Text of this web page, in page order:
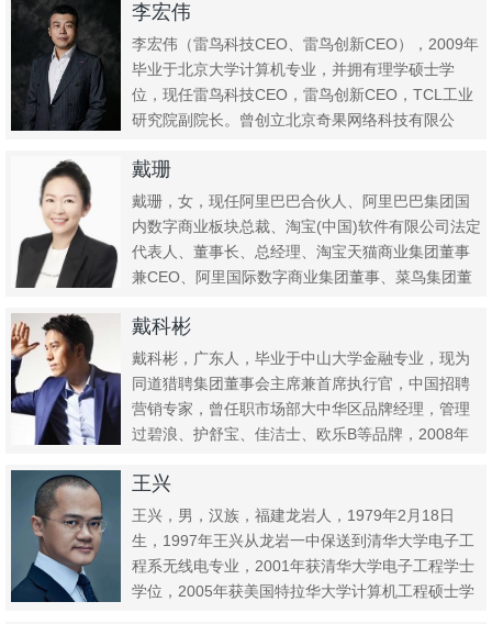
李宏伟
李宏伟（雷鸟科技CEO、雷鸟创新CEO），2009年
毕业于北京大学计算机专业，并拥有理学硕士学
位，现任雷鸟科技CEO，雷鸟创新CEO，TCL工业
研究院副院长。曾创立北京奇果网络科技有限公
戴珊
戴珊，女，现任阿里巴巴合伙人、阿里巴巴集团国
内数字商业板块总裁、淘宝(中国)软件有限公司法定
代表人、董事长、总经理、淘宝天猫商业集团董事
兼CEO、阿里国际数字商业集团董事、菜鸟集团董
戴科彬
戴科彬，广东人，毕业于中山大学金融专业，现为
同道猎聘集团董事会主席兼首席执行官，中国招聘
营销专家，曾任职市场部大中华区品牌经理，管理
过碧浪、护舒宝、佳洁士、欧乐B等品牌，2008年
王兴
王兴，男，汉族，福建龙岩人，1979年2月18日
生，1997年王兴从龙岩一中保送到清华大学电子工
程系无线电专业，2001年获清华大学电子工程学士
学位，2005年获美国特拉华大学计算机工程硕士学